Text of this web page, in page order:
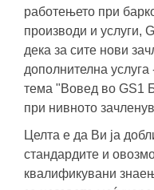
работењето при
производи и услуги,
дека за сите нови
дополнителна
тема "Вовед во GS1
при нивното
Целта е да Ви ја
стандардите и
квалификувани